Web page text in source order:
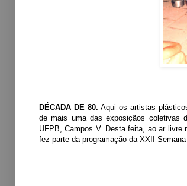
DÉCADA DE 80. Aqui os artistas
de mais uma das exposiçãos coletivas
UFPB, Campos V. Desta feita, ao ar livre
fez parte da programação da XXII